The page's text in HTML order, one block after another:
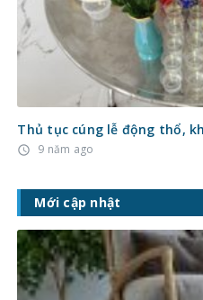
Thủ tục cúng lễ động thổ,
access_time 9 năm ago
Mới cập nhật